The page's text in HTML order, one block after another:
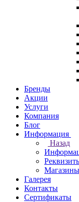
Бренды
Акции
Услуги
Компания
Блог
Информация
Назад
Магазины
Галерея
Контакты
Сертификаты